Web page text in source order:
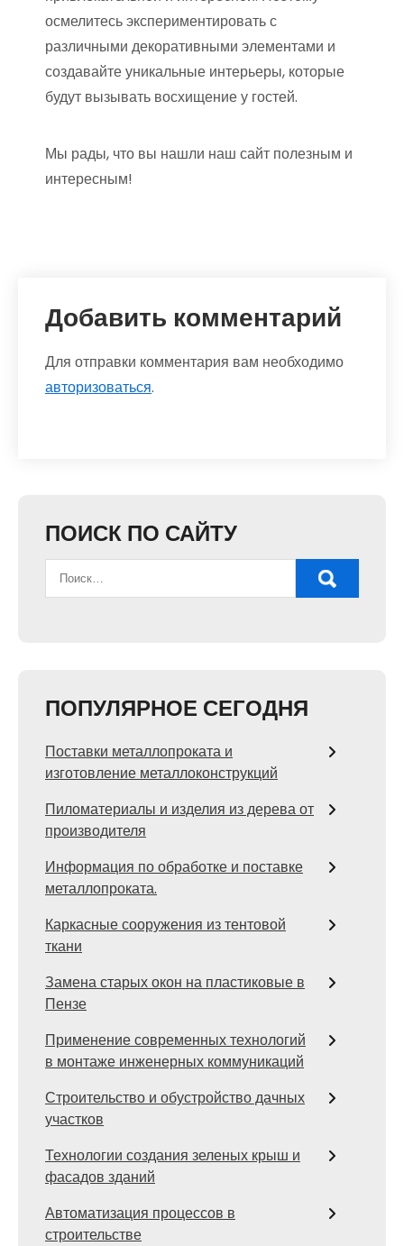
осмелитесь экспериментировать с
различными декоративными элементами и
создавайте уникальные интерьеры, которые
будут вызывать восхищение у гостей.
Мы рады, что вы нашли наш сайт полезным и
интересным!
Добавить комментарий
Для отправки комментария вам необходимо
авторизоваться.
ПОИСК ПО САЙТУ
ПОПУЛЯРНОЕ СЕГОДНЯ
Поставки металлопроката и
изготовление металлоконструкций
Пиломатериалы и изделия из дерева от
производителя
Информация по обработке и поставке
металлопроката.
Каркасные сооружения из тентовой
ткани
Замена старых окон на пластиковые в
Пензе
Применение современных технологий
в монтаже инженерных коммуникаций
Строительство и обустройство дачных
участков
Технологии создания зеленых крыш и
фасадов зданий
Автоматизация процессов в
строительстве